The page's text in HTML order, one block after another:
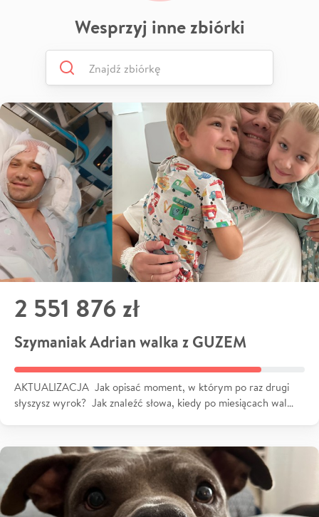
Wesprzyj inne zbiórki
2 551 876 zł
Szymaniak Adrian walka z GUZEM
AKTUALIZACJA Jak opisać moment, w którym po raz drugi
słyszysz wyrok? Jak znaleźć słowa, kiedy po miesiącach wal…